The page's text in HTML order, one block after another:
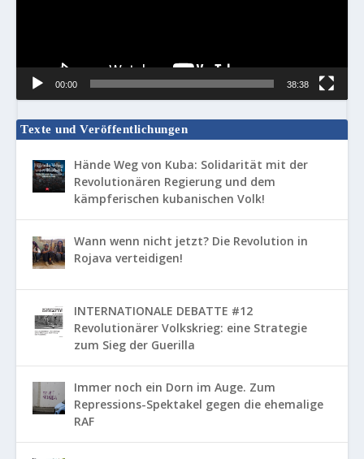
00:00 38:38
Texte und Veröffentlichungen
Hände Weg von Kuba: Solidarität mit der
Revolutionären Regierung und dem
kämpferischen kubanischen Volk!
Wann wenn nicht jetzt? Die Revolution in
Rojava verteidigen!
INTERNATIONALE DEBATTE #12
Revolutionärer Volkskrieg: eine Strategie
zum Sieg der Guerilla
Immer noch ein Dorn im Auge. Zum
Repressions-Spektakel gegen die ehemalige
RAF